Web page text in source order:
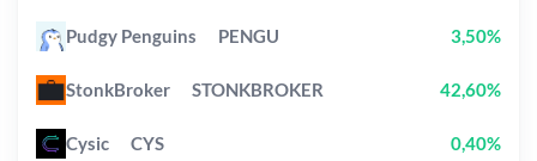
Pudgy Penguins PENGU 3,50%
StonkBroker STONKBROKER 42,60%
Cysic CYS 0,40%